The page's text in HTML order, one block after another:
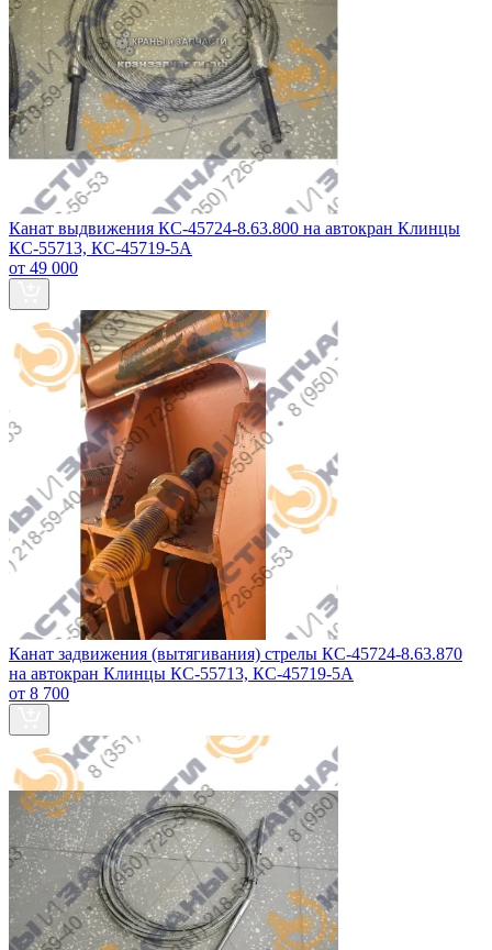
Канат выдвижения КС-45724-8.63.800 на автокран Клинцы
КС-55713, КС-45719-5А
от 49 000
Канат задвижения (вытягивания) стрелы КС-45724-8.63.870
на автокран Клинцы КС-55713, КС-45719-5А
от 8 700